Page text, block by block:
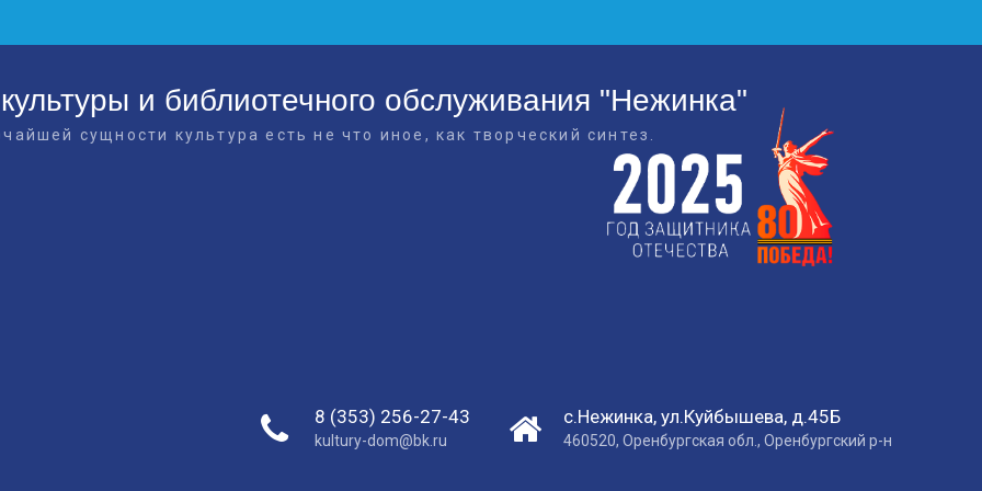
и библиотечного обслуживания "Нежинка"
сущности культура есть не что иное, как творческий синтез.
8 (353) 256-27-43
kultury-dom@bk.ru
с.Нежинка, ул.Куйбышева, д.45Б
460520, Оренбургская обл., Оренбургский р-н